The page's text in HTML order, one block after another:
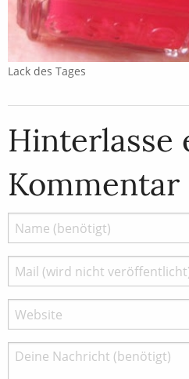
Lack des Tages
Hinterlasse
Kommentar